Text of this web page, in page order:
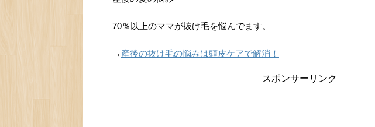
70％以上のママが抜け毛を悩んでます。
→ 産後の抜け毛の悩みは頭皮ケアで解消！
スポンサーリンク